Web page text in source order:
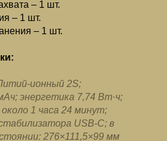
– 1 шт.
– 1 шт.
– 1 шт.
ионный 2S;
энергетика 7,74 Вт·ч;
1 часа 24 минут;
USB-C; в
276×111,5×99 мм